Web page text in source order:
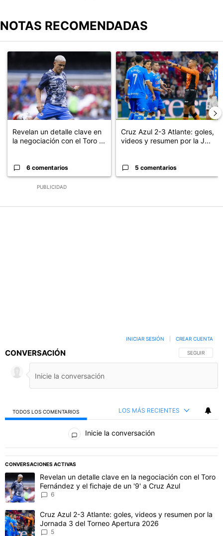
NOTAS RECOMENDADAS
PUBLICIDAD
Un artículo de tendencia con el título "Revelan un detalle clave
Revelan un detalle clave en
la negociación con el Toro ...
6 comentarios
Un artículo de tendencia con el
Cruz Azul 2-3 Atlante: goles,
videos y resumen por la J...
5 comentarios
CONVERSACIÓN SIGA ESTA
SEGUIR
INICIAR SESIÓN CREAR CUENTA
TODOS LOS COMENTARIOS LOS MÁS RECIENTES
Todos los comentarios
Inicie la conversación
CONVERSACIONES ACTIVAS
Este listado muestra los artículos con más comentarios en los
Un artículo de tendencia con el título "Revelan un detalle clave
Revelan un detalle clave en la negociación con el Toro
Fernández y el fichaje de un '9' a Cruz Azul